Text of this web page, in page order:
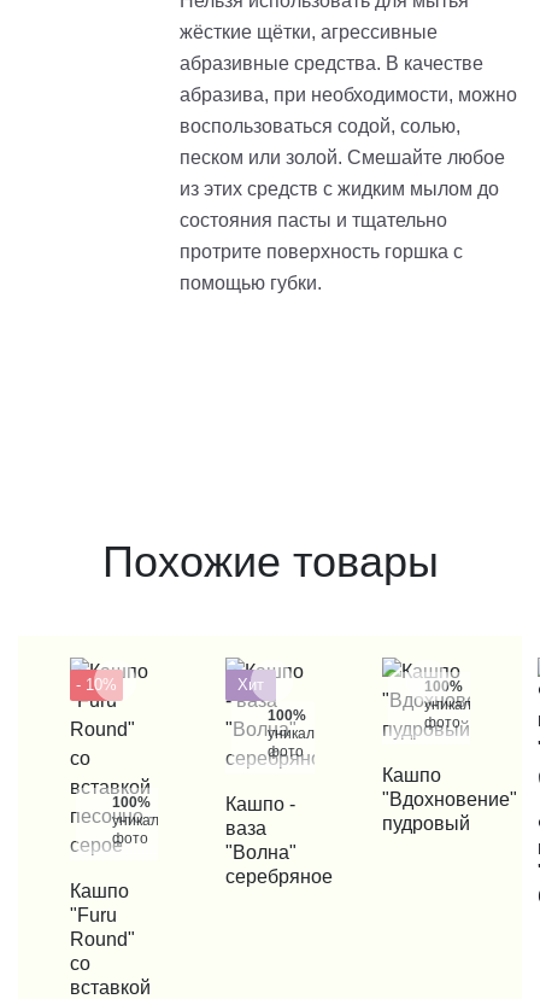
жёсткие щётки, агрессивные
абразивные средства. В качестве
абразива, при необходимости, можно
воспользоваться содой, солью,
песком или золой. Смешайте любое
из этих средств с жидким мылом до
состояния пасты и тщательно
протрите поверхность горшка с
помощью губки.
Похожие товары
- 10%
100%
уникальные
фото
КУПИТЬ В 1 КЛИК
Кашпо
"Furu
Round"
со
вставкой
Хит
100%
уникальные
фото
КУПИТЬ В 1 КЛИК
Кашпо -
ваза
"Волна"
серебряное
100%
уникальные
фото
КУПИТЬ В 1 КЛИК
Кашпо
"Вдохновение"
пудровый